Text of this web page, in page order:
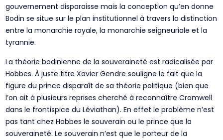
gouvernement disparaisse mais la conception qu’en donne
Bodin se situe sur le plan institutionnel à travers la distinction
entre la monarchie royale, la monarchie seigneuriale et la
tyrannie.
La théorie bodinienne de la souveraineté est radicalisée par
Hobbes. À juste titre Xavier Gendre souligne le fait que la
figure du prince disparaît de sa théorie politique (bien que
l’on ait à plusieurs reprises cherché à reconnaître Cromwell
dans le frontispice du Léviathan). En effet le problème n’est
pas tant chez Hobbes le souverain ou le prince que la
souveraineté. Le souverain n’est que le porteur de la